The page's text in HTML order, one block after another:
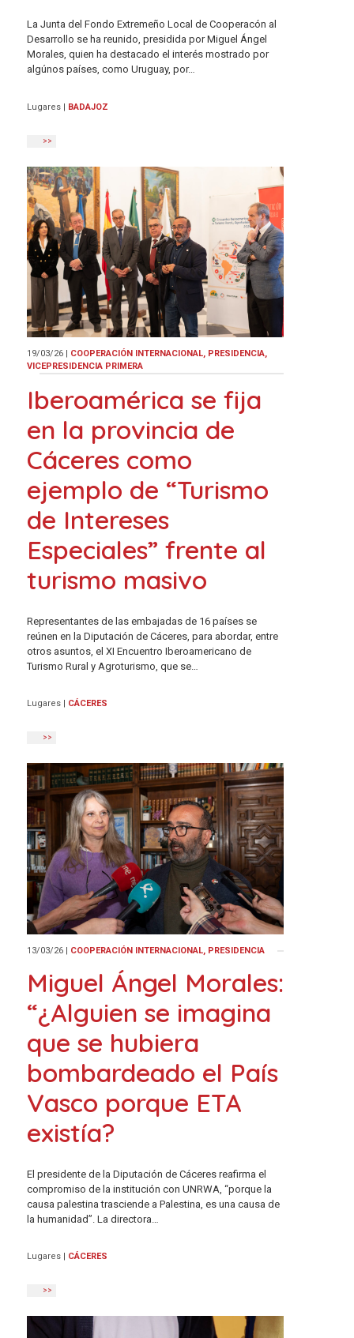
La Junta del Fondo Extremeño Local de Cooperacón al
Desarrollo se ha reunido, presidida por Miguel Ángel
Morales, quien ha destacado el interés mostrado por
algúnos países, como Uruguay, por…
Lugares | BADAJOZ
>>
19/03/26 | COOPERACIÓN INTERNACIONAL, PRESIDENCIA,
VICEPRESIDENCIA PRIMERA
Iberoamérica se fija
en la provincia de
Cáceres como
ejemplo de “Turismo
de Intereses
Especiales” frente al
turismo masivo
Representantes de las embajadas de 16 países se
reúnen en la Diputación de Cáceres, para abordar, entre
otros asuntos, el XI Encuentro Iberoamericano de
Turismo Rural y Agroturismo, que se…
Lugares CÁCERES
>>
13/03/26 | COOPERACIÓN INTERNACIONAL, PRESIDENCIA
Miguel Ángel Morales:
“¿Alguien se imagina
que se hubiera
bombardeado el País
Vasco porque ETA
existía?
El presidente de la Diputación de Cáceres reafirma el
compromiso de la institución con UNRWA, “porque la
causa palestina trasciende a Palestina, es una causa de
la humanidad”. La directora…
Lugares | CÁCERES
>>